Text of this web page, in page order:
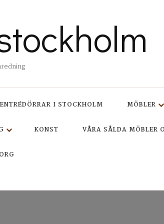
I STOCKHOLM MÖBLER
KONST VÅRA SÅLDA MÖBLER